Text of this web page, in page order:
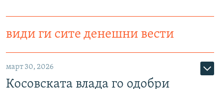
види ги сите денешни вести
март 30, 2026
Косовската влада го одобри